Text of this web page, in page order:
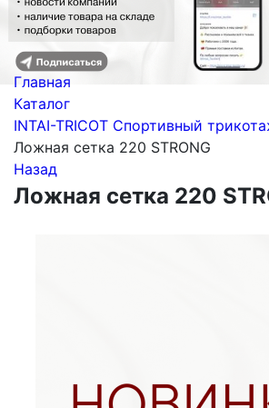
Главная
Каталог
INTAI-TRICOT Спортивный
Ложная сетка 220 STRONG
Назад
Ложная сетка 220